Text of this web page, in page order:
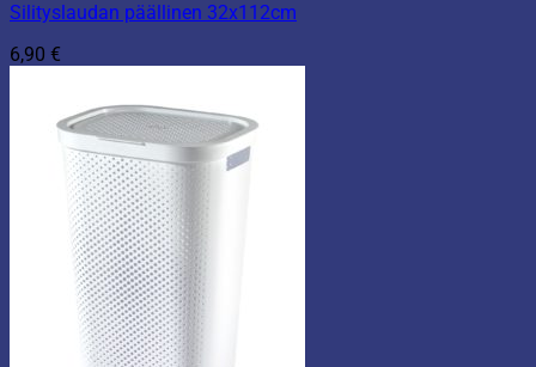
Silityslaudan päällinen 32x112cm
6,90 €